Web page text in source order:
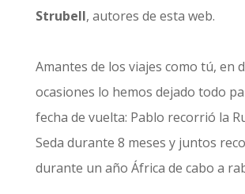
Strubell, autores de esta web.
Amantes de los viajes como tú, en
ocasiones lo hemos dejado todo
fecha de vuelta: Pablo recorrió la
Seda durante 8 meses y juntos
durante un año África de cabo a